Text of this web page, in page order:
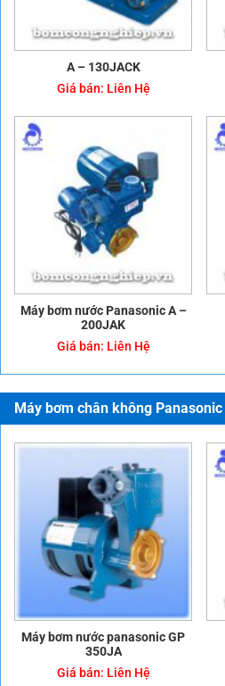
A – 130JACK
Giá bán: Liên Hệ
Máy bơm nước Panasonic A –
200JAK
Giá bán: Liên Hệ
Máy bơm chân không Panasonic
Máy bơm nước panasonic GP
350JA
Giá bán: Liên Hệ